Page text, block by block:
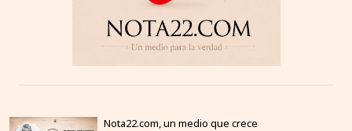
Nota22.com, un medio que crece